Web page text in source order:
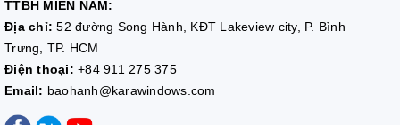
TTBH MIỀN NAM:
Địa chỉ: 52 đường Song Hành, KĐT Lakeview city, P. Bình
Trưng, TP. HCM
Điện thoại: +84 911 275 375
Email: baohanh@karawindows.com